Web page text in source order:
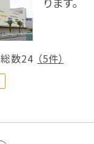
総数24 （5件）